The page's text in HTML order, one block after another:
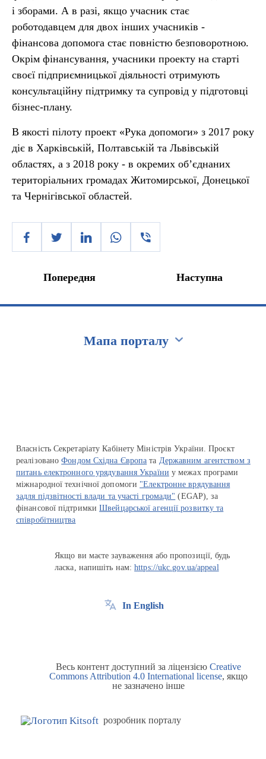
і зборами. А в разі, якщо учасник стає
роботодавцем для двох інших учасників -
фінансова допомога стає повністю безповоротною.
Окрім фінансування, учасники проекту на старті
своєї підприємницької діяльності отримують
консультаційну підтримку та супровід у підготовці
бізнес-плану.
В якості пілоту проект «Рука допомоги» з 2017 року
діє в Харківській, Полтавській та Львівській
областях, а з 2018 року - в окремих об’єднаних
територіальних громадах Житомирської, Донецької
та Чернігівської областей.
Попередня Наступна
Мапа порталу
Власність Секретаріату Кабінету Міністрів України. Проєкт
реалізованоФондом Східна Європа та Державним агентством з
питань електронного урядування України у межах програми
міжнародної технічної допомоги "Електронне врядування
задля підзвітності влади та участі громади" (EGAP), за
фінансової підтримкиШвейцарської агенції розвитку та
співробітництва
Якщо ви маєте зауваження або пропозиції, будь
ласка, напишіть нам:https://ukc.gov.ua/appeal
In English
Весь контент доступний за ліцензією Creative
Commons Attribution 4.0 International license, якщо
не зазначено інше
розробник порталу